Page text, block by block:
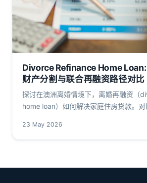
Divorce Refinance Home
财产分割与联合再融资路径对比
探讨在澳洲离婚情境下，离婚再融资（
home loan）如何解决家庭住房贷款。对
制及税务影响，为华人借款人提供2026
观察。
23 May 2026